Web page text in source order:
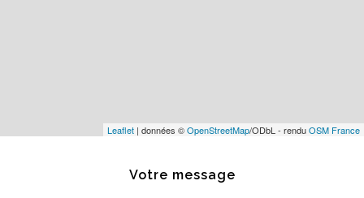
Leaflet | données ©OpenStreetMap/ODbL - renduOSM France
Votre message